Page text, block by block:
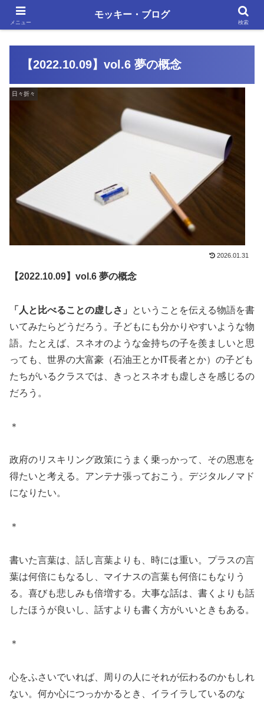
単調な日々にも、いろいろあります
【2022.10.09】vol.6 夢の概念
日々折々
2026.01.31
【2022.10.09】vol.6 夢の概念
「人と比べることの虚しさ」
ということを伝える物語を書
いてみたらどうだろう。子どもにも分かりやすいような物
語。たとえば、スネオのような金持ちの子を羨ましいと思
っても、世界の大富豪（石油王とかIT長者とか）の子ども
たちがいるクラスでは、きっとスネオも虚しさを感じるの
だろう。
＊
政府のリスキリング政策にうまく乗っかって、その恩恵を
得たいと考える。アンテナ張っておこう。デジタルノマド
になりたい。
＊
書いた言葉は、話し言葉よりも、時には重い。プラスの言
葉は何倍にもなるし、マイナスの言葉も何倍にもなりう
る。喜びも悲しみも倍増する。大事な話は、書くよりも話
したほうが良いし、話すよりも書く方がいいときもある。
＊
心をふさいでいれば、周りの人にそれが伝わるのかもしれ
ない。何か心につっかかるとき、イライラしているのな
メニュー
モッキー・ブログ
検索